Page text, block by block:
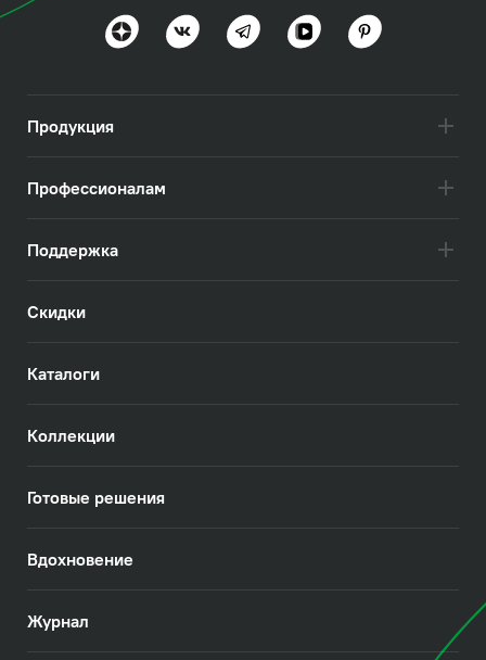
Продукция
Профессионалам
Поддержка
Скидки
Каталоги
Коллекции
Готовые решения
Вдохновение
Журнал